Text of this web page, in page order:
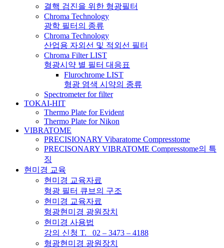
결핵 검진을 위한 형광필터
Chroma Technology
광학 필터의 종류
Chroma Technology
산업용 자외선 및 적외선 필터
Chroma Filter LIST
형광시약 별 필터 대응표
Flurochrome LIST
형광 염색 시약의 종류
Spectrometer for filter
TOKAI-HIT
Thermo Plate for Evident
Thermo Plate for Nikon
VIBRATOME
PRECISIONARY Vibaratome Compresstome
PRECISONARY VIBRATOME Compresstome의 특
징
현미경 교육
현미경 교육자료
형광 필터 큐브의 구조
현미경 교육자료
형광현미경 광원장치
현미경 사용법
강의 신청 T. 02 – 3473 – 4188
형광현미경 광원장치